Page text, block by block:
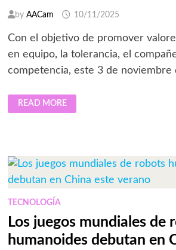
by AACam 10/11/2025
Con el objetivo de promover
en equipo, la tolerancia, el
competencia, este 3 de
ARRANCAN
LAS
INSCRIPCIONES
READ MORE
TECNOLOGÍA
Los juegos mundiales de
humanoides debutan en